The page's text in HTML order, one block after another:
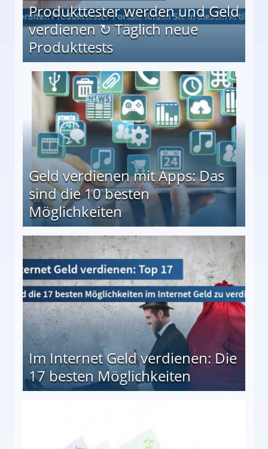
Produkttester werden und Geld
verdienen ↻ Täglich neue
Produkttests
↻ Täglich neue Produkttests
Geld verdienen mit Apps: Das
sind die 10 besten
Möglichkeiten
besten Möglichkeiten
Im Internet Geld verdienen: Die
17 besten Möglichkeiten